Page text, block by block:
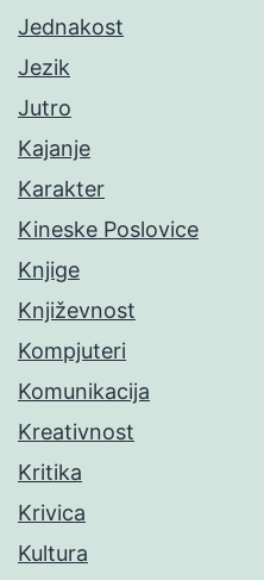
Jednakost
Jezik
Jutro
Kajanje
Karakter
Kineske Poslovice
Knjige
Književnost
Kompjuteri
Komunikacija
Kreativnost
Kritika
Krivica
Kultura